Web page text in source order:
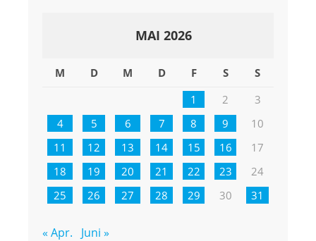
MAI 2026
M D M D F S
S
1
2
3
4
5 6 7 8 9
10
11
12 13 14 15 16
17
18
19 20 21 22 23
24
25
26 27 28 29 30 31
« Apr. Juni »